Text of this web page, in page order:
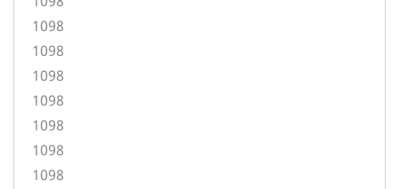
1098
1098
1098
1098
1098
1098
1098